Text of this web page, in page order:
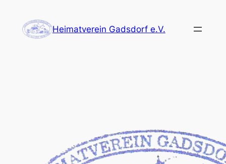
Inhalt
springen
Heimatverein Gadsdorf e.V.